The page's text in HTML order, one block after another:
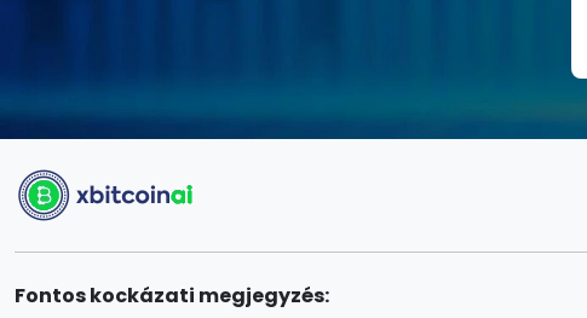
Fontos kockázati megjegyzés: